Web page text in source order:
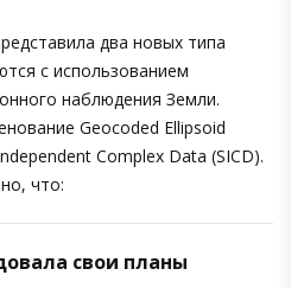
два новых типа
с использованием
наблюдения Земли.
Geocoded Ellipsoid
Complex Data (SICD).
что:
свои планы